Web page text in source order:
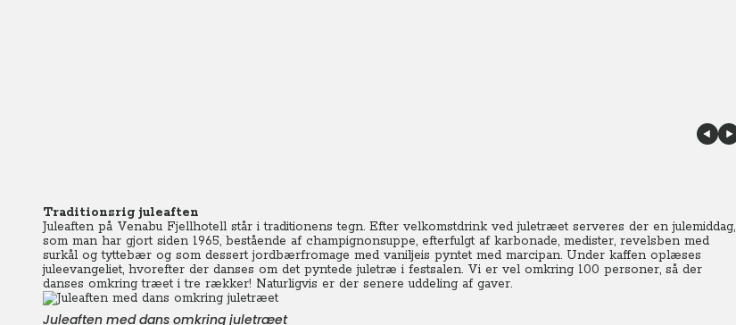
Traditionsrig juleaften
Juleaften på Venabu Fjellhotell står i traditionens tegn. Efter velkomstdrink ved juletræet serveres der en julemiddag,
som man har gjort siden 1965, bestående af champignonsuppe, efterfulgt af karbonade, medister, revelsben med
surkål og tyttebær og som dessert jordbærfromage med vaniljeis pyntet med marcipan. Under kaffen oplæses
juleevangeliet, hvorefter der danses om det pyntede juletræ i festsalen. Vi er vel omkring 100 personer, så der
danses omkring træet i tre rækker! Naturligvis er der senere uddeling af gaver.
Juleaften med dans omkring juletræet